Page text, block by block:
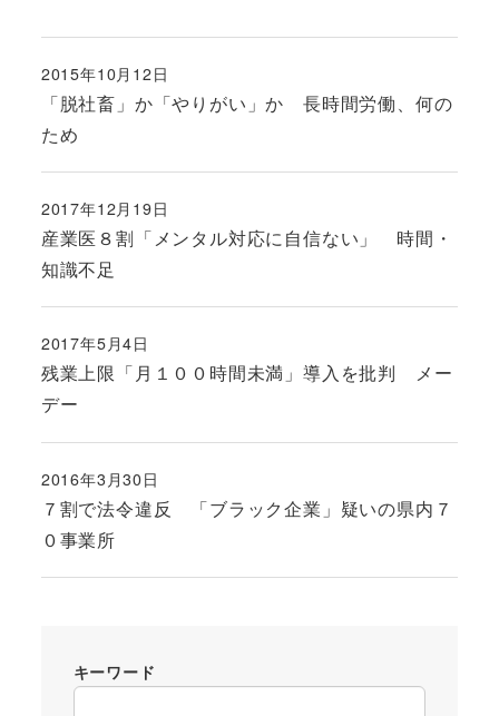
「脱社畜」か「やりがい」か 長時間労働、何の
ため
投稿日
2015年10月12日
産業医８割「メンタル対応に自信ない」 時間・
知識不足
投稿日
2017年12月19日
残業上限「月１００時間未満」導入を批判 メー
デー
投稿日
2017年5月4日
７割で法令違反 「ブラック企業」疑いの県内７
０事業所
投稿日
2016年3月30日
キーワード